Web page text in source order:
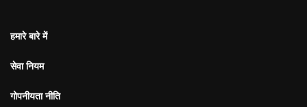
हमारे बारे में
सेवा नियम
गोपनीयता नीति